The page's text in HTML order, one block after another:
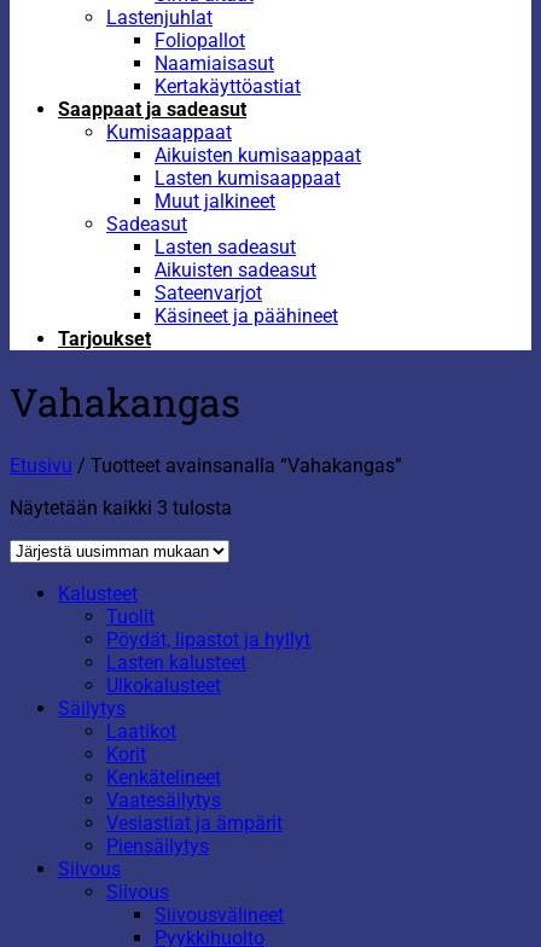
Lastenjuhlat
Foliopallot
Naamiaisasut
Kertakäyttöastiat
Saappaat ja sadeasut
Kumisaappaat
Aikuisten kumisaappaat
Lasten kumisaappaat
Muut jalkineet
Sadeasut
Lasten sadeasut
Aikuisten sadeasut
Sateenvarjot
Käsineet ja päähineet
Tarjoukset
Vahakangas
Etusivu / Tuotteet avainsanalla “Vahakangas”
Näytetään kaikki 3 tulosta
Kalusteet
Tuolit
Pöydät, lipastot ja hyllyt
Lasten kalusteet
Ulkokalusteet
Säilytys
Laatikot
Korit
Kenkätelineet
Vaatesäilytys
Vesiastiat ja ämpärit
Piensäilytys
Siivous
Siivous
Siivousvälineet
Pyykkihuolto